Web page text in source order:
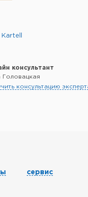
Kartell
консультант
Головацкая
консультацию
сервис